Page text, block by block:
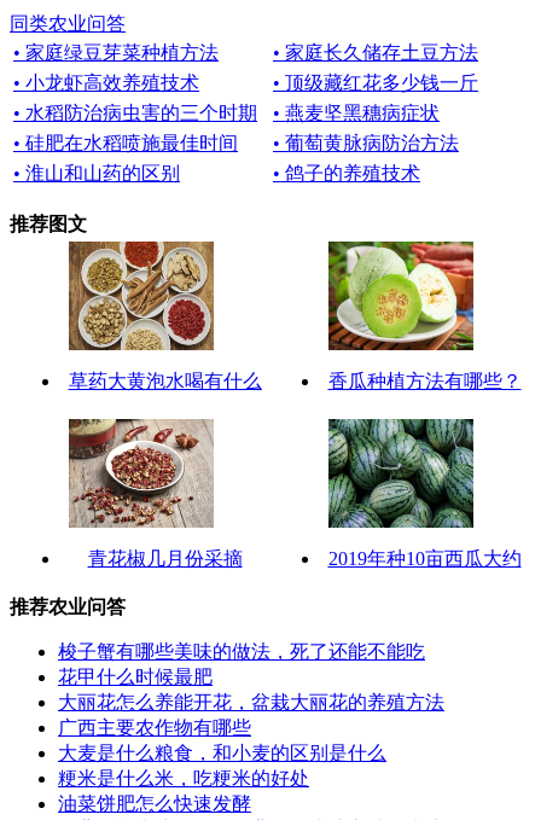
同类农业问答
• 家庭绿豆芽菜种植方法
• 家庭长久储存土豆方法
• 小龙虾高效养殖技术
• 顶级藏红花多少钱一斤
• 水稻防治病虫害的三个时期
• 燕麦坚黑穗病症状
• 硅肥在水稻喷施最佳时间
• 葡萄黄脉病防治方法
• 淮山和山药的区别
• 鸽子的养殖技术
推荐图文
草药大黄泡水喝有什么 香瓜种植方法有哪些？
青花椒几月份采摘 2019年种10亩西瓜大约
推荐农业问答
梭子蟹有哪些美味的做法，死了还能不能吃
花甲什么时候最肥
大丽花怎么养能开花，盆栽大丽花的养殖方法
广西主要农作物有哪些
大麦是什么粮食，和小麦的区别是什么
粳米是什么米，吃粳米的好处
油菜饼肥怎么快速发酵